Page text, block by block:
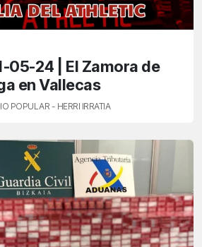
05-24 | El Zamora de
en Vallecas
POPULAR - HERRI IRRATIA